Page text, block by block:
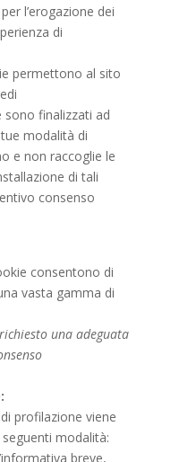
l’erogazione dei
di
permettono al sito
sono finalizzati ad
modalità di
e non raccoglie le
di tali
consenso
consentono di
vasta gamma di
una adeguata
profilazione viene
modalità:
breve,